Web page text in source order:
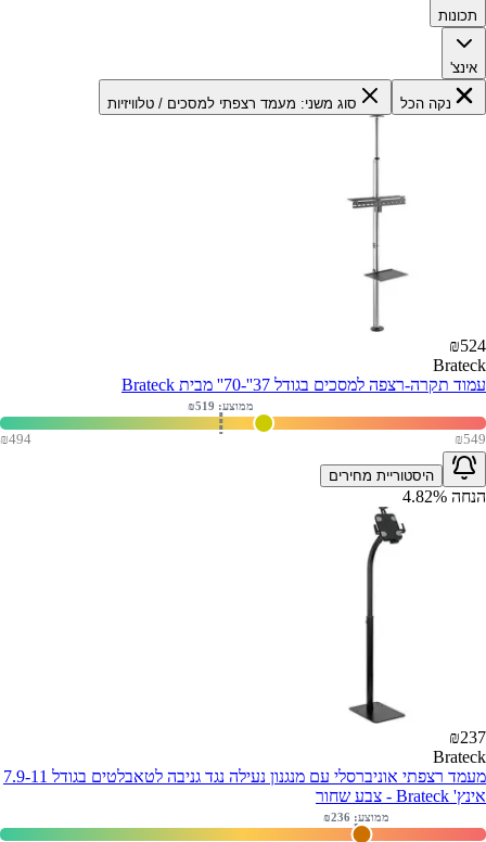
תכונות
אינצ'
נקה הכל סוג משני: מעמד רצפתי למסכים / טלוויזיות
₪524
Brateck
עמוד תקרה-רצפה למסכים בגודל 37''-70'' מבית Brateck
₪494 ₪549
ממוצע: ₪ 519
היסטוריית מחירים
הנחה 4.82%
₪237
Brateck
מעמד רצפתי אוניברסלי עם מנגנון נעילה נגד גניבה לטאבלטים בגודל 7.9-11
אינץ' Brateck - צבע שחור
ממוצע: ₪ 236